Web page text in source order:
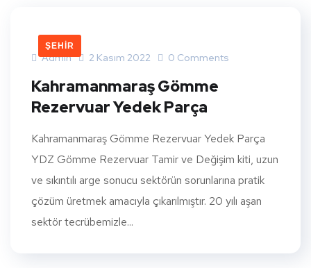
ŞEHIR
Admin 2 Kasım 2022 0 Comments
Kahramanmaraş Gömme
Rezervuar Yedek Parça
Kahramanmaraş Gömme Rezervuar Yedek Parça
YDZ Gömme Rezervuar Tamir ve Değişim kiti, uzun
ve sıkıntılı arge sonucu sektörün sorunlarına pratik
çözüm üretmek amacıyla çıkarılmıştır. 20 yılı aşan
sektör tecrübemizle...